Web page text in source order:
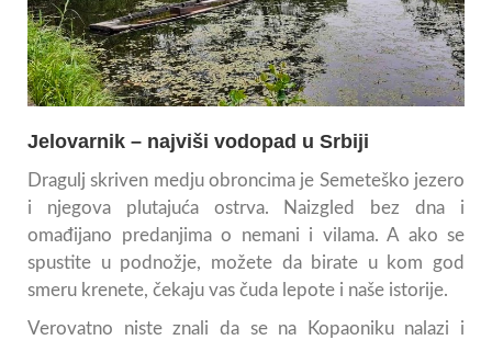
Jelovarnik – najviši vodopad u Srbiji
Dragulj skriven medju obroncima je Semeteško jezero
i njegova plutajuća ostrva. Naizgled bez dna i
omađijano predanjima o nemani i vilama. A ako se
spustite u podnožje, možete da birate u kom god
smeru krenete, čekaju vas čuda lepote i naše istorije.
Verovatno niste znali da se na Kopaoniku nalazi i